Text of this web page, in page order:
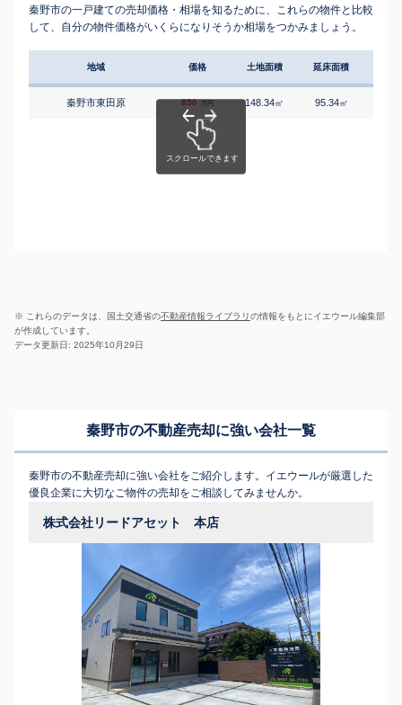
秦野市の一戸建ての売却価格・相場を知るために、これらの物件と比較
して、自分の物件価格がいくらになりそうか相場をつかみましょう。
地域 価格 土地面積 延床面積
秦野市東田原 850 万円 148.34㎡ 95.34㎡
※ これらのデータは、国土交通省の不動産情報ライブラリの情報をもとにイエウール編集部
が作成しています。
データ更新日: 2025年10月29日
秦野市の不動産売却に強い会社一覧
秦野市の不動産売却に強い会社をご紹介します。イエウールが厳選した
優良企業に大切なご物件の売却をご相談してみませんか。
株式会社リードアセット 本店